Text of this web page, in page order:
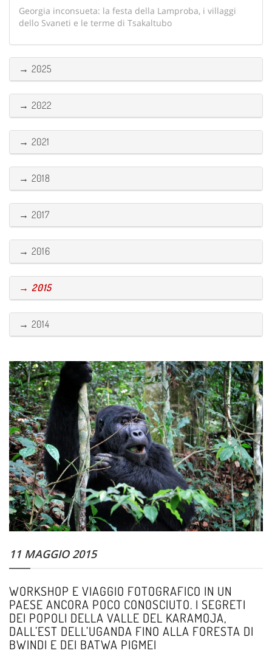
Georgia inconsueta: la festa della Lamproba, i villaggi
dello Svaneti e le terme di Tsakaltubo
→ 2025
→ 2022
→ 2021
→ 2018
→ 2017
→ 2016
→ 2015
→ 2014
11 MAGGIO 2015
WORKSHOP E VIAGGIO FOTOGRAFICO IN UN
PAESE ANCORA POCO CONOSCIUTO. I SEGRETI
DEI POPOLI DELLA VALLE DEL KARAMOJA,
DALL’EST DELL’UGANDA FINO ALLA FORESTA DI
BWINDI E DEI BATWA PIGMEI